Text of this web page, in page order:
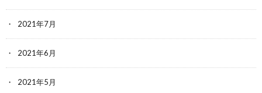
2021年7月
2021年6月
2021年5月